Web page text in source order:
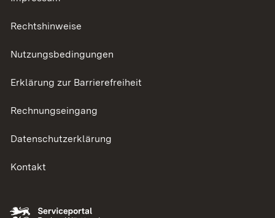
Rechtshinweise
Nutzungsbedingungen
Erklärung zur Barrierefreiheit
Rechnungseingang
Datenschutzerklärung
Kontakt